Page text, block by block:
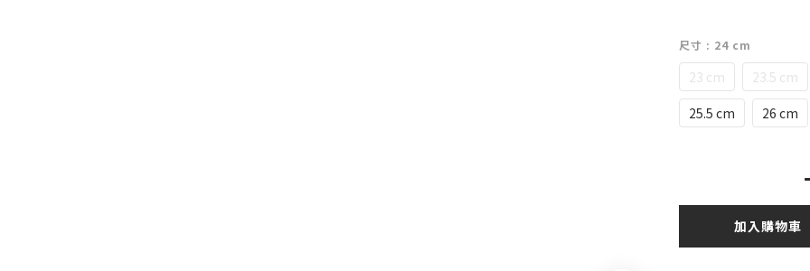
尺寸 : 24 cm
23 cm
23.5 cm
25.5 cm
26 cm
加入購物車